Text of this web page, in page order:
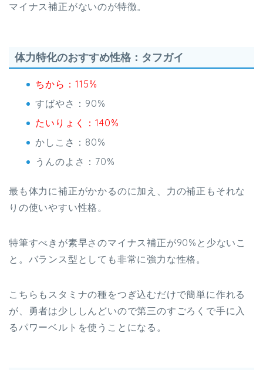
マイナス補正がないのが特徴。
体力特化のおすすめ性格：タフガイ
ちから：115%
すばやさ：90%
たいりょく：140%
かしこさ：80%
うんのよさ：70%
最も体力に補正がかかるのに加え、力の補正もそれな
りの使いやすい性格。
特筆すべきが素早さのマイナス補正が90%と少ないこ
と。バランス型としても非常に強力な性格。
こちらもスタミナの種をつぎ込むだけで簡単に作れる
が、勇者は少ししんどいので第三のすごろくで手に入
るパワーベルトを使うことになる。